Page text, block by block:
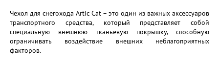
Чехол для снегохода Artic Cat – это один из важных аксессуаров
транспортного средства, который представляет собой
специальную внешнюю тканьевую покрышку, способную
ограничивать воздействие внешних неблагоприятных
факторов.